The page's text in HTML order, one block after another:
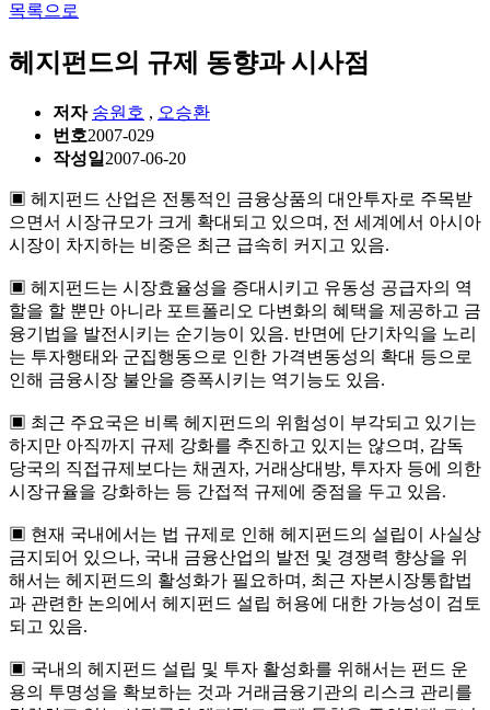
목록으로
헤지펀드의 규제 동향과 시사점
저자 송원호 , 오승환
번호2007-029
작성일 2007-06-20
▣ 헤지펀드 산업은 전통적인 금융상품의 대안투자로 주목받
으면서 시장규모가 크게 확대되고 있으며, 전 세계에서 아시아
시장이 차지하는 비중은 최근 급속히 커지고 있음.
▣ 헤지펀드는 시장효율성을 증대시키고 유동성 공급자의 역
할을 할 뿐만 아니라 포트폴리오 다변화의 혜택을 제공하고 금
융기법을 발전시키는 순기능이 있음. 반면에 단기차익을 노리
는 투자행태와 군집행동으로 인한 가격변동성의 확대 등으로
인해 금융시장 불안을 증폭시키는 역기능도 있음.
▣ 최근 주요국은 비록 헤지펀드의 위험성이 부각되고 있기는
하지만 아직까지 규제 강화를 추진하고 있지는 않으며, 감독
당국의 직접규제보다는 채권자, 거래상대방, 투자자 등에 의한
시장규율을 강화하는 등 간접적 규제에 중점을 두고 있음.
▣ 현재 국내에서는 법 규제로 인해 헤지펀드의 설립이 사실상
금지되어 있으나, 국내 금융산업의 발전 및 경쟁력 향상을 위
해서는 헤지펀드의 활성화가 필요하며, 최근 자본시장통합법
과 관련한 논의에서 헤지펀드 설립 허용에 대한 가능성이 검토
되고 있음.
▣ 국내의 헤지펀드 설립 및 투자 활성화를 위해서는 펀드 운
용의 투명성을 확보하는 것과 거래금융기관의 리스크 관리를